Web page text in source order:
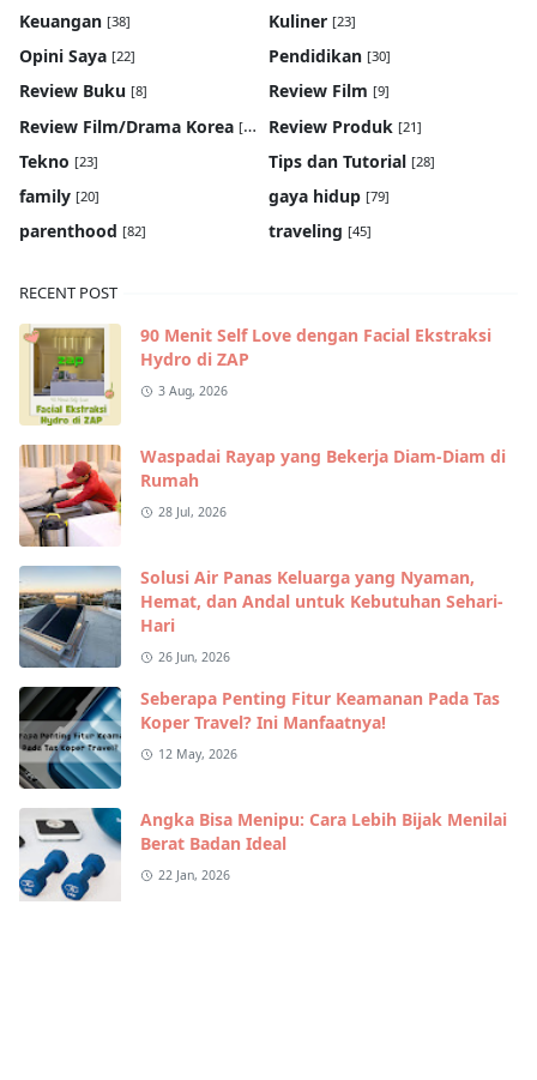
Keuangan [38] Kuliner [23]
Opini Saya [22] Pendidikan [30]
Review Buku [8] Review Film [9]
Review Film/Drama Korea [22] Review Produk [21]
Tekno [23] Tips dan Tutorial [28]
family [20] gaya hidup [79]
parenthood [82] traveling [45]
RECENT POST
90 Menit Self Love dengan Facial Ekstraksi
Hydro di ZAP
3 Aug, 2026
Waspadai Rayap yang Bekerja Diam-Diam di
Rumah
28 Jul, 2026
Solusi Air Panas Keluarga yang Nyaman,
Hemat, dan Andal untuk Kebutuhan Sehari-
Hari
26 Jun, 2026
Seberapa Penting Fitur Keamanan Pada Tas
Koper Travel? Ini Manfaatnya!
12 May, 2026
Angka Bisa Menipu: Cara Lebih Bijak Menilai
Berat Badan Ideal
22 Jan, 2026